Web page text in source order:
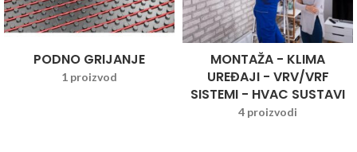
PODNO GRIJANJE
1 proizvod
MONTAŽA - KLIMA
UREĐAJI - VRV/VRF
SISTEMI - HVAC SUSTAVI
4 proizvodi